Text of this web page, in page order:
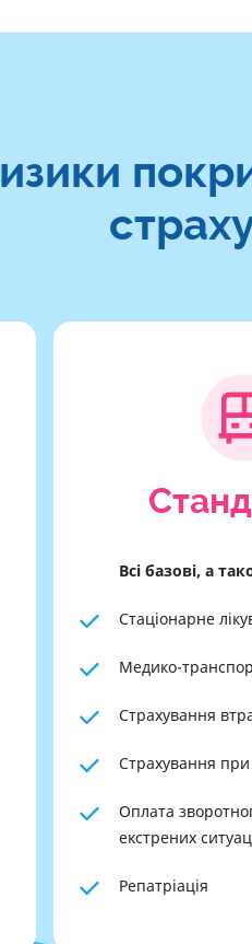
Всі базові, а
Стаціонарне
Медико-
Страхування
Страхування при
Оплата
екстрених
Репатріація